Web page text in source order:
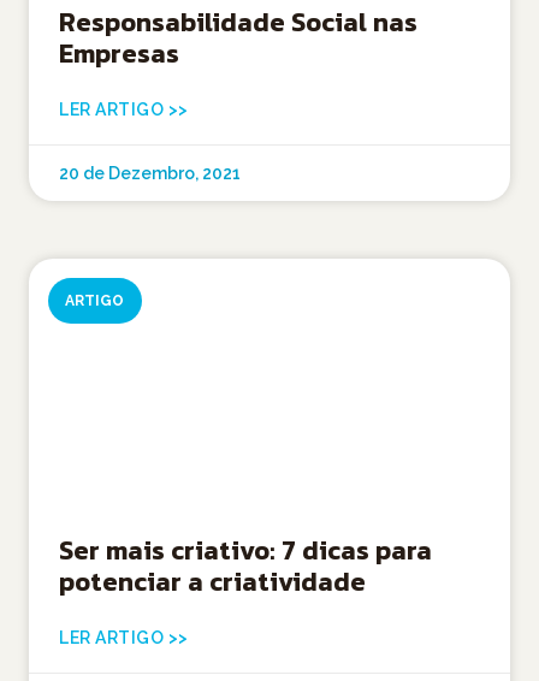
Responsabilidade Social nas
Empresas
LER ARTIGO >>
20 de Dezembro, 2021
ARTIGO
Ser mais criativo: 7 dicas para
potenciar a criatividade
LER ARTIGO >>